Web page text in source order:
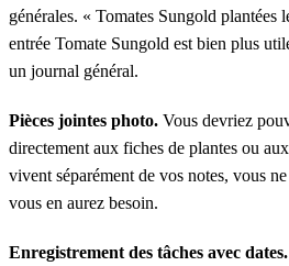
générales. « Tomates Sungold plantées
entrée Tomate Sungold est bien plus
un journal général.
Pièces jointes photo. Vous devriez
directement aux fiches de plantes ou
vivent séparément de vos notes, vous
vous en aurez besoin.
Enregistrement des tâches avec dates.